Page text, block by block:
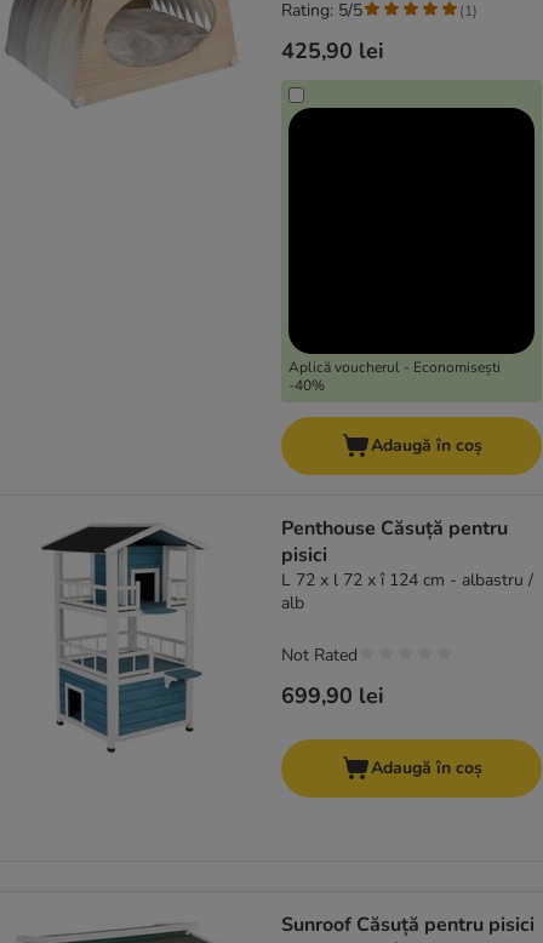
425,90 lei
Aplică voucherul - Economisești
-40%
Rating: 5/5 (1)
Adaugă în coș
Penthouse Căsuță pentru
pisici
L 72 x l 72 x î 124 cm - albastru /
alb
699,90 lei
Not Rated
Adaugă în coș
Sunroof Căsuță pentru pisici